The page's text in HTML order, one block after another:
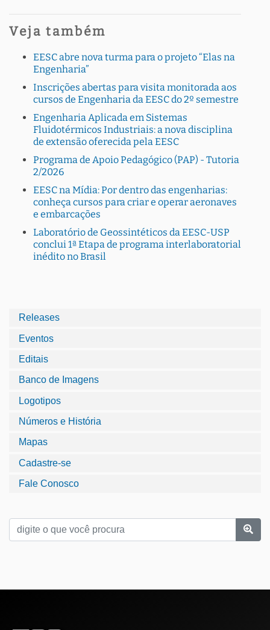
Veja também
EESC abre nova turma para o projeto “Elas na
Engenharia”
Inscrições abertas para visita monitorada aos
cursos de Engenharia da EESC do 2º semestre
Engenharia Aplicada em Sistemas
Fluidotérmicos Industriais: a nova disciplina
de extensão oferecida pela EESC
Programa de Apoio Pedagógico (PAP) - Tutoria
2/2026
EESC na Mídia: Por dentro das engenharias:
conheça cursos para criar e operar aeronaves
e embarcações
Laboratório de Geossintéticos da EESC-USP
conclui 1ª Etapa de programa interlaboratorial
inédito no Brasil
Releases
Eventos
Editais
Banco de Imagens
Logotipos
Números e História
Mapas
Cadastre-se
Fale Conosco